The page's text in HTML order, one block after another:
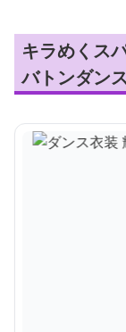
キラめくス
バトンダン